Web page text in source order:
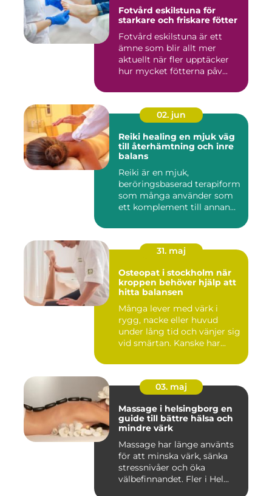
Fotvård eskilstuna för
starkare och friskare fötter
Fotvård eskilstuna är ett
ämne som blir allt mer
aktuellt när fler upptäcker
hur mycket fötterna påv...
02. jun
Reiki healing en mjuk väg
till återhämtning och inre
balans
Reiki är en mjuk,
beröringsbaserad terapiform
som många använder som
ett komplement till annan
31. maj
Osteopat i stockholm när
kroppen behöver hjälp att
hitta balansen
Många lever med värk i
rygg, nacke eller huvud
under lång tid och vänjer sig
vid smärtan. Kanske har...
03. maj
Massage i helsingborg en
guide till bättre hälsa och
mindre värk
Massage har länge använts
för att minska värk, sänka
stressnivåer och öka
välbefinnandet. Fler i Hel...